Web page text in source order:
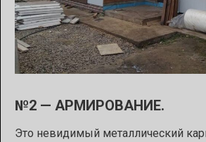
№2 — АРМИРОВАНИЕ.
Это невидимый металлический